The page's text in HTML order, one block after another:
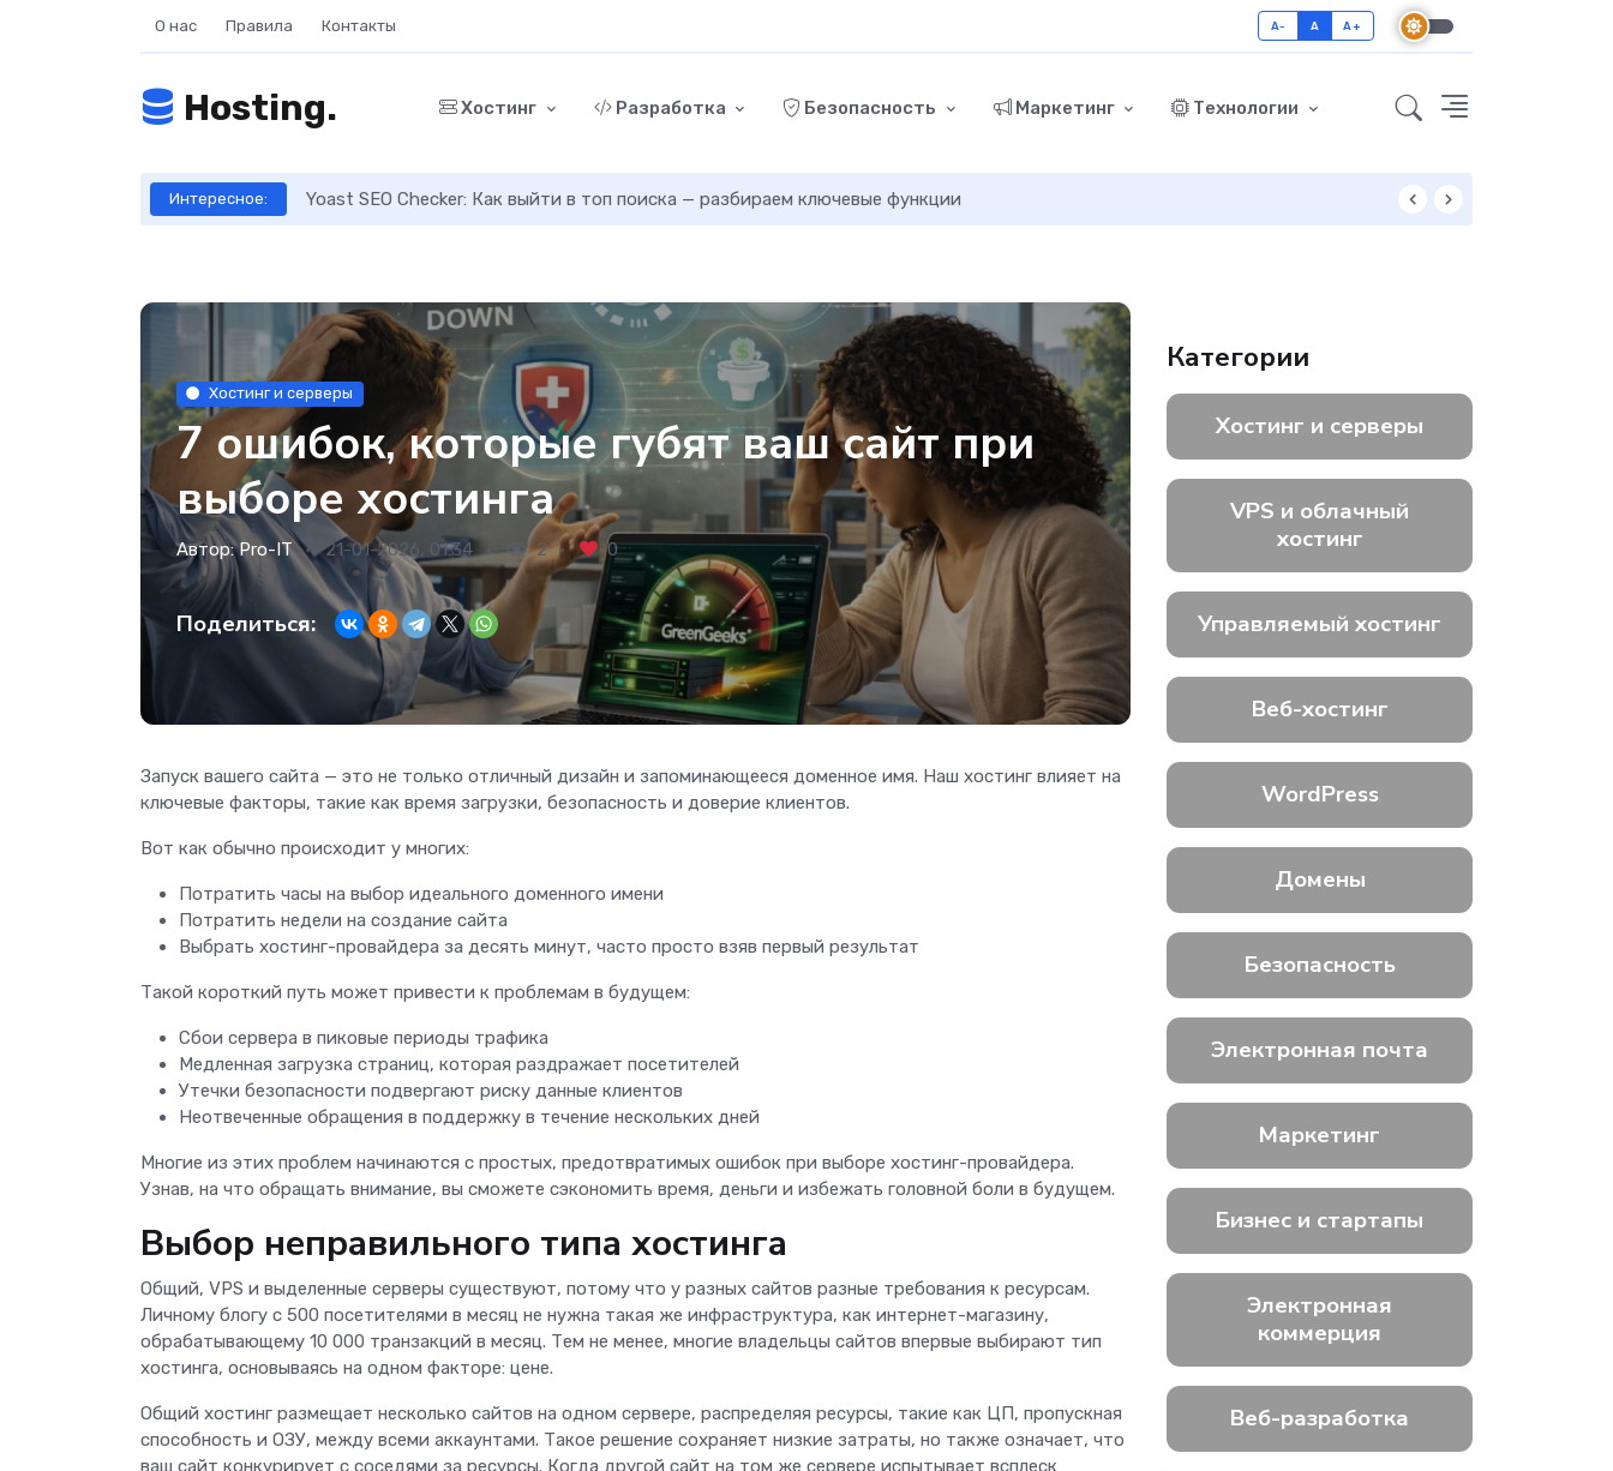
О нас Правила Контакты A- A A+
Hosting. Хостинг Разработка Безопасность Маркетинг Технологии
Интересное: Yoast SEO Checker: Как выйти в топ поиска — разбираем ключевые функции
Хостинг и серверы
7 ошибок, которые губят ваш сайт при
выборе хостинга
Автор:Pro-IT 21-01-2026, 01:34 2 0
Поделиться:
Запуск вашего сайта — это не только отличный дизайн и запоминающееся доменное имя. Наш хостинг влияет на
ключевые факторы, такие как время загрузки, безопасность и доверие клиентов.
Вот как обычно происходит у многих:
Потратить часы на выбор идеального доменного имени
Потратить недели на создание сайта
Выбрать хостинг-провайдера за десять минут, часто просто взяв первый результат
Такой короткий путь может привести к проблемам в будущем:
Сбои сервера в пиковые периоды трафика
Медленная загрузка страниц, которая раздражает посетителей
Утечки безопасности подвергают риску данные клиентов
Неотвеченные обращения в поддержку в течение нескольких дней
Многие из этих проблем начинаются с простых, предотвратимых ошибок при выборе хостинг-провайдера.
Узнав, на что обращать внимание, вы сможете сэкономить время, деньги и избежать головной боли в будущем.
Выбор неправильного типа хостинга
Общий, VPS и выделенные серверы существуют, потому что у разных сайтов разные требования к ресурсам.
Личному блогу с 500 посетителями в месяц не нужна такая же инфраструктура, как интернет-магазину,
обрабатывающему 10 000 транзакций в месяц. Тем не менее, многие владельцы сайтов впервые выбирают тип
хостинга, основываясь на одном факторе: цене.
Общий хостинг размещает несколько сайтов на одном сервере, распределяя ресурсы, такие как ЦП, пропускная
способность и ОЗУ, между всеми аккаунтами. Такое решение сохраняет низкие затраты, но также означает, что
ваш сайт конкурирует с соседями за ресурсы. Когда другой сайт на том же сервере испытывает всплеск
Категории
Хостинг и серверы
VPS и облачный
хостинг
Управляемый хостинг
Веб-хостинг
WordPress
Домены
Безопасность
Электронная почта
Маркетинг
Бизнес и стартапы
Электронная
коммерция
Веб-разработка